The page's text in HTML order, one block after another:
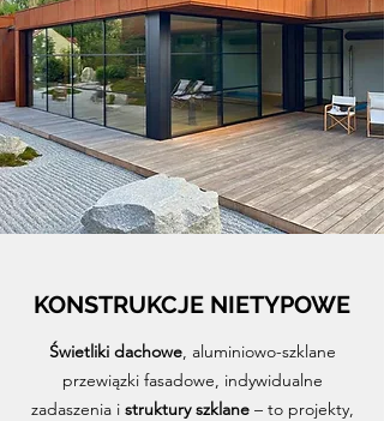
KONSTRUKCJE NIETYPOWE
Świetliki dachowe, aluminiowo-szklane
przewiązki fasadowe, indywidualne
zadaszenia i struktury szklane– to projekty,